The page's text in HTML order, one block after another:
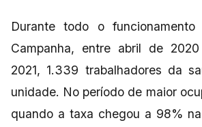
Durante todo o
Campanha, entre abril de
2021, 1.339 trabalhadores da
unidade. No período de maior
quando a taxa chegou a 98%